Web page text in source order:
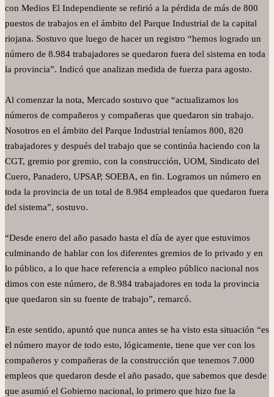
con Medios El Independiente se refirió a la pérdida de más de 800
puestos de trabajos en el ámbito del Parque Industrial de la capital
riojana. Sostuvo que luego de hacer un registro “hemos logrado un
número de 8.984 trabajadores se quedaron fuera del sistema en toda
la provincia”. Indicó que analizan medida de fuerza para agosto.
Al comenzar la nota, Mercado sostuvo que “actualizamos los
números de compañeros y compañeras que quedaron sin trabajo.
Nosotros en el ámbito del Parque Industrial teníamos 800, 820
trabajadores y después del trabajo que se continúa haciendo con la
CGT, gremio por gremio, con la construcción, UOM, Sindicato del
Cuero, Panadero, UPSAP, SOEBA, en fin. Logramos un número en
toda la provincia de un total de 8.984 empleados que quedaron fuera
del sistema”, sostuvo.
“Desde enero del año pasado hasta el día de ayer que estuvimos
culminando de hablar con los diferentes gremios de lo privado y en
lo público, a lo que hace referencia a empleo público nacional nos
dimos con este número, de 8.984 trabajadores en toda la provincia
que quedaron sin su fuente de trabajo”, remarcó.
En este sentido, apuntó que nunca antes se ha visto esta situación “es
el número mayor de todo esto, lógicamente, tiene que ver con los
compañeros y compañeras de la construcción que tenemos 7.000
empleos que quedaron desde el año pasado, que sabemos que desde
que asumió el Gobierno nacional, lo primero que hizo fue la